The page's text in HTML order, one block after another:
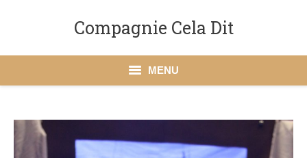
Compagnie Cela Dit
MENU
La Compagnie Cela Dit